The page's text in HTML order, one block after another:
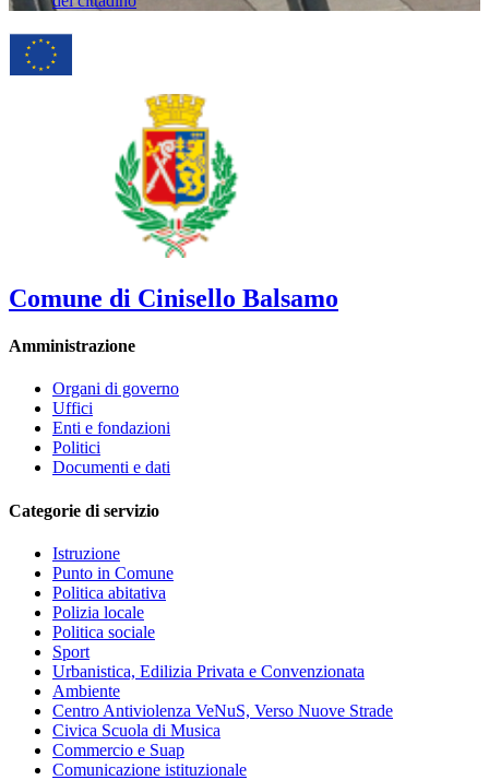
Comune di Cinisello Balsamo
Amministrazione
Organi di governo
Uffici
Enti e fondazioni
Politici
Documenti e dati
Categorie di servizio
Istruzione
Punto in Comune
Politica abitativa
Polizia locale
Politica sociale
Sport
Urbanistica, Edilizia Privata e Convenzionata
Ambiente
Centro Antiviolenza VeNuS, Verso Nuove Strade
Civica Scuola di Musica
Commercio e Suap
Comunicazione istituzionale